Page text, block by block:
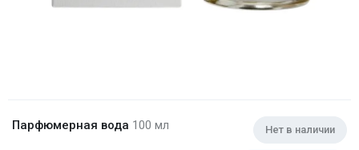
Парфюмерная вода 100 мл Нет в наличии